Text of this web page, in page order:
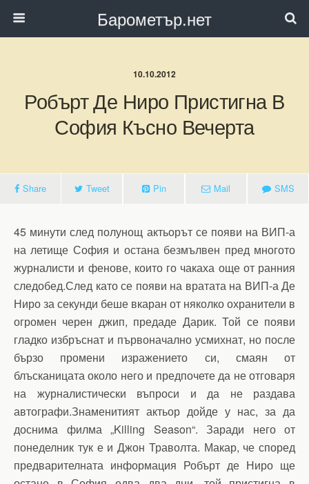
Барометър.нет
10.10.2012
Робърт Де Ниро Пристигна В
София Късно Вечерта
Share Tweet Pin Mail SMS
45 минути след полунощ актьорът се появи на ВИП-а
на летище София и остана безмълвен пред многото
журналисти и фенове, които го чакаха още от ранния
следобед.След като се появи на вратата на ВИП-а Де
Ниро за секунди беше вкаран от няколко охранители в
огромен черен джип, предаде Дарик. Той се появи
гладко избръснат и първоначално усмихнат, но после
бързо промени изражението си, смаян от
блъсканицата около него и предпочете да не отговаря
на журналистически въпроси и да не раздава
автографи.Знаменитият актьор дойде у нас, за да
доснима филма „Killing Season“. Заради него от
понеделник тук е и Джон Траволта. Макар, че според
предварителната информация Робърт де Ниро ще